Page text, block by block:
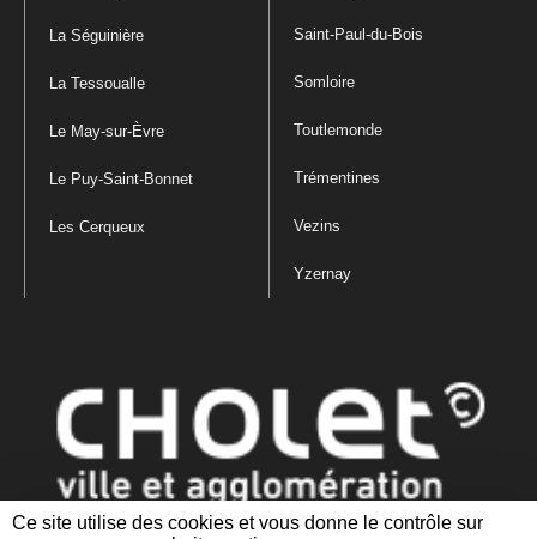
Ce site utilise des cookies et vous donne le contrôle sur
La Séguinière
La Tessoualle
Le May-sur-Èvre
Le Puy-Saint-Bonnet
Les Cerqueux
Saint-Paul-du-Bois
Somloire
Toutlemonde
Trémentines
Vezins
Yzernay